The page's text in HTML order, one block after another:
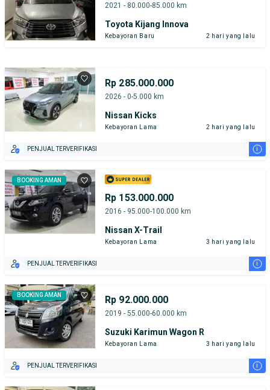
2021 - 80.000-85.000 km
Toyota Kijang Innova
Kebayoran Baru 2 hari yang lalu
Rp 285.000.000
2026 - 0-5.000 km
Nissan Kicks
Kebayoran Lama 2 hari yang lalu
PENJUAL TERVERIFIKASI i
BOOKING AMAN
Rp 153.000.000
2016 - 95.000-100.000 km
Nissan X-Trail
Kebayoran Lama 3 hari yang lalu
PENJUAL TERVERIFIKASI i
BOOKING AMAN Rp 92.000.000
2019 - 55.000-60.000 km
Suzuki Karimun Wagon R
Kebayoran Lama 3 hari yang lalu
PENJUAL TERVERIFIKASI i